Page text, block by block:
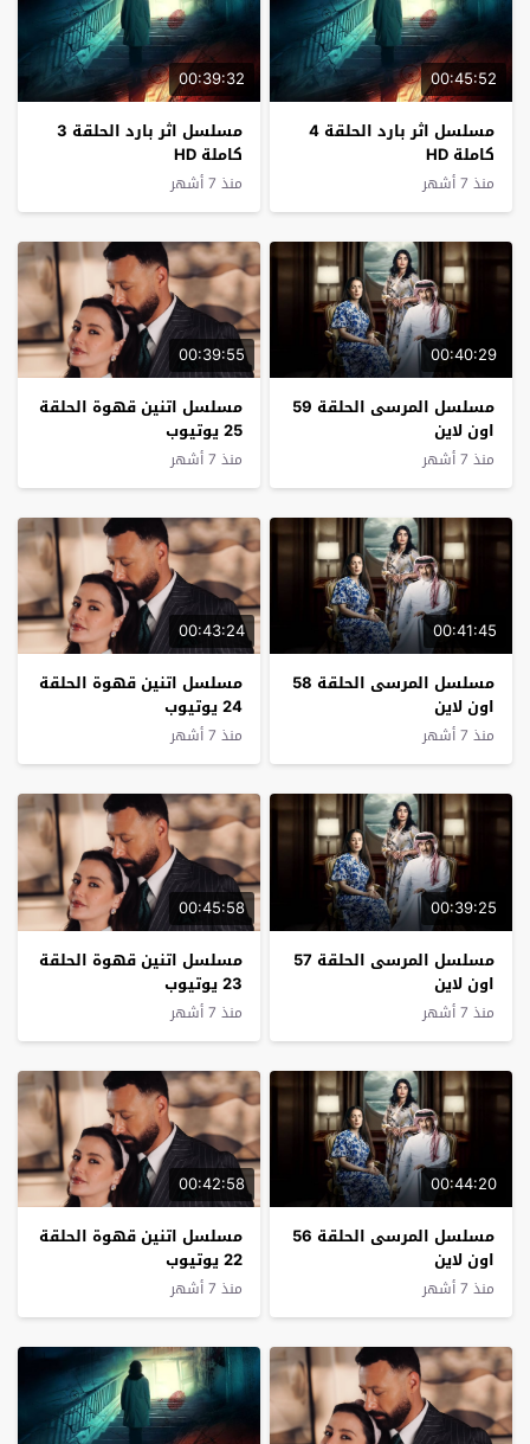
00:45:52
مسلسل اثر بارد الحلقة 4
كاملة HD
منذ 7 أشهر
00:39:32
مسلسل اثر بارد الحلقة 3
كاملة HD
منذ 7 أشهر
00:40:29
مسلسل المرسى الحلقة 59
اون لاين
منذ 7 أشهر
00:39:55
مسلسل اتنين قهوة الحلقة
25 يوتيوب
منذ 7 أشهر
00:41:45
مسلسل المرسى الحلقة 58
اون لاين
منذ 7 أشهر
00:43:24
مسلسل اتنين قهوة الحلقة
24 يوتيوب
منذ 7 أشهر
00:39:25
مسلسل المرسى الحلقة 57
اون لاين
منذ 7 أشهر
00:45:58
مسلسل اتنين قهوة الحلقة
23 يوتيوب
منذ 7 أشهر
00:44:20
مسلسل المرسى الحلقة 56
اون لاين
منذ 7 أشهر
00:42:58
مسلسل اتنين قهوة الحلقة
22 يوتيوب
منذ 7 أشهر